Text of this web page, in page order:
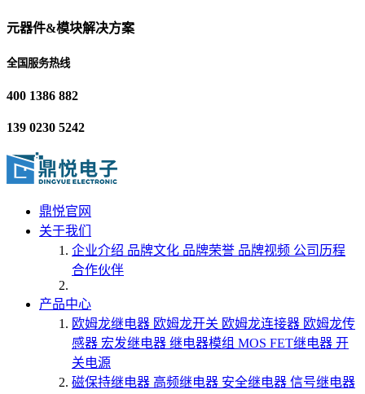
元器件&模块解决方案
全国服务热线
400 1386 882
139 0230 5242
鼎悦官网
关于我们
企业介绍 品牌文化 品牌荣誉 品牌视频 公司历程
合作伙伴
产品中心
欧姆龙继电器 欧姆龙开关 欧姆龙连接器 欧姆龙传
感器 宏发继电器 继电器模组 MOS FET继电器 开
关电源
磁保持继电器 高频继电器 安全继电器 信号继电器